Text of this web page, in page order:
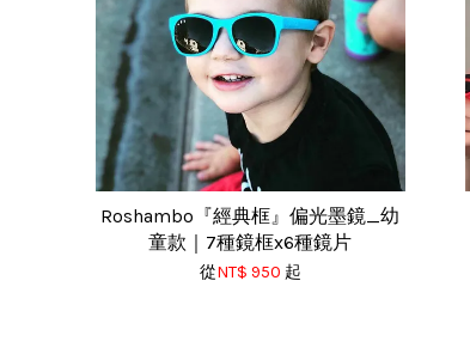
Roshambo『經典框』偏光墨鏡_幼
童款｜7種鏡框x6種鏡片
從NT$ 950 起